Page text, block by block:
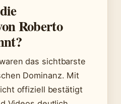
Roberto
das sichtbarste
Dominanz. Mit
offiziell bestätigt